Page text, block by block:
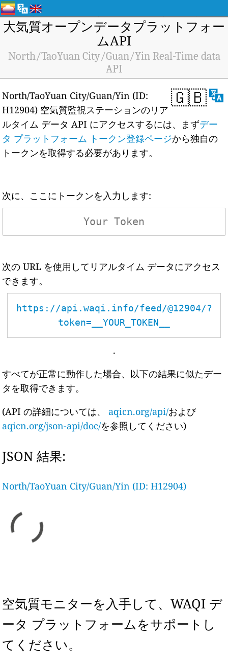
大気質オープンデータプラットフォー
ムAPI
North/TaoYuan City/Guan/Yin Real-Time data
API
🇬🇧
North/TaoYuan City/Guan/Yin (ID:
H12904) 空気質監視ステーションのリア
ルタイム データ API にアクセスするには、まずデー
タ プラットフォーム トークン登録ページから独自の
トークンを取得する必要があります。
次に、ここにトークンを入力します:
次の URL を使用してリアルタイム データにアクセス
できます。
https://api.waqi.info/feed/@12904/?
token=__YOUR_TOKEN__
.
すべてが正常に動作した場合、以下の結果に似たデー
タを取得できます。
(API の詳細については、 aqicn.org/api/および
aqicn.org/json-api/doc/を参照してください)
JSON 結果:
North/TaoYuan City/Guan/Yin (ID: H12904)
空気質モニターを入手して、WAQI デ
ータ プラットフォームをサポートし
てください。